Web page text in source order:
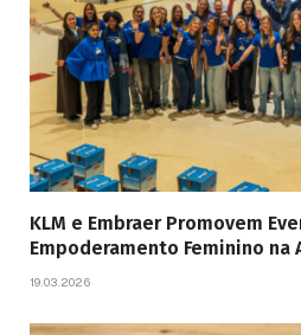
KLM e Embraer Promovem
Empoderamento Feminino na
19.03.2026